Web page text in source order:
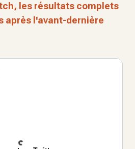
les résultats complets
après l'avant-dernière